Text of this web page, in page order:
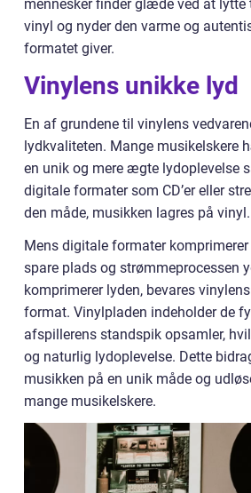
mennesker finder glæde ved at lytte
vinyl og nyder den varme og
formatet giver.
Vinylens unikke lyd
En af grundene til vinylens
lydkvaliteten. Mange musikelskere
en unik og mere ægte lydoplevelse
digitale formater som CD’er eller
den måde, musikken lagres på vinyl.
Mens digitale formater
spare plads og strømmeprocessen
komprimerer lyden, bevares
format. Vinylpladen indeholder de
afspillerens standspik opsamler,
og naturlig lydoplevelse. Dette
musikken på en unik måde og
mange musikelskere.